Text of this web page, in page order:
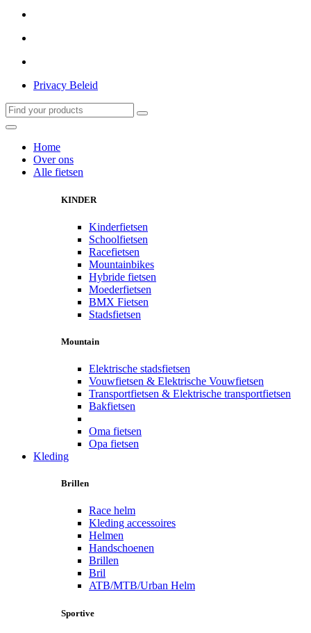
Privacy Beleid
Home
Over ons
Alle fietsen
KINDER
Kinderfietsen
Schoolfietsen
Racefietsen
Mountainbikes
Hybride fietsen
Moederfietsen
BMX Fietsen
Stadsfietsen
Mountain
Elektrische stadsfietsen
Vouwfietsen & Elektrische Vouwfietsen
Transportfietsen & Elektrische transportfietsen
Bakfietsen
Oma fietsen
Opa fietsen
Kleding
Brillen
Race helm
Kleding accessoires
Helmen
Handschoenen
Brillen
Bril
ATB/MTB/Urban Helm
Sportive